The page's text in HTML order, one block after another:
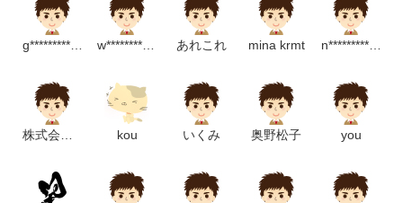
g********************m w************************p あれこれ mina krmt n*******************m
株式会社ギフトラボ- kou いくみ 奥野松子 you